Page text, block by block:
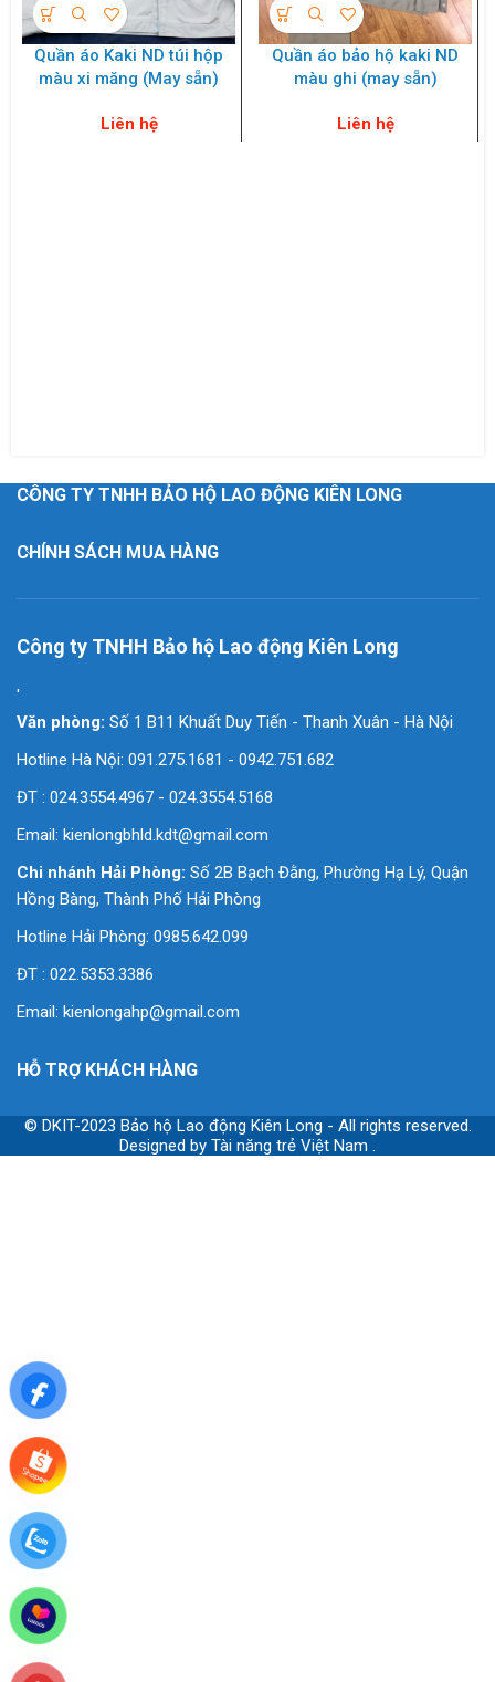
Quần áo Kaki ND túi hộp
màu xi măng (May sẵn)
Liên hệ
Quần áo bảo hộ kaki ND
màu ghi (may sẵn)
Liên hệ
CÔNG TY TNHH BẢO HỘ LAO ĐỘNG KIÊN LONG
CHÍNH SÁCH MUA HÀNG
Công ty TNHH Bảo hộ Lao động Kiên Long
'
Văn phòng: Số 1 B11 Khuất Duy Tiến - Thanh Xuân - Hà Nội
Hotline Hà Nội: 091.275.1681 - 0942.751.682
ĐT : 024.3554.4967 - 024.3554.5168
Email: kienlongbhld.kdt@gmail.com
Chi nhánh Hải Phòng: Số 2B Bạch Đằng, Phường Hạ Lý, Quận
Hồng Bàng, Thành Phố Hải Phòng
Hotline Hải Phòng: 0985.642.099
ĐT : 022.5353.3386
Email: kienlongahp@gmail.com
HỖ TRỢ KHÁCH HÀNG
© DKIT-2023 Bảo hộ Lao động Kiên Long - All rights reserved.
Designed by Tài năng trẻ Việt Nam .